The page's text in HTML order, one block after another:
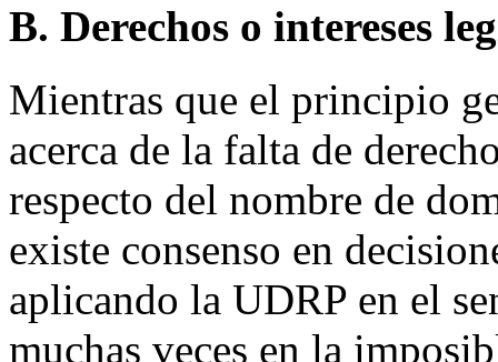
B. Derechos o intereses
Mientras que el principio
acerca de la falta de
respecto del nombre de
existe consenso en
aplicando la UDRP en el
muchas veces en la